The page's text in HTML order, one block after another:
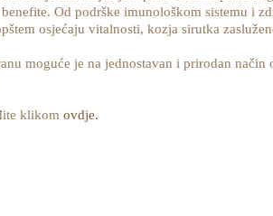
Od podrške imunološkom sistemu i
osjećaju vitalnosti, kozja sirutka
moguće je na jednostavan i prirodan
klikom ovdje.